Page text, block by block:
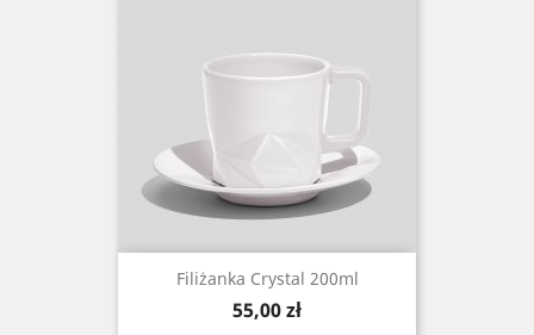
Filiżanka Crystal 200ml
Cena
55,00 zł